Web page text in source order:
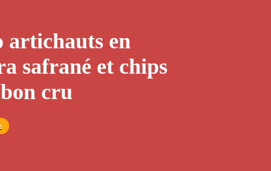
artichauts en
safrané et chips
cru